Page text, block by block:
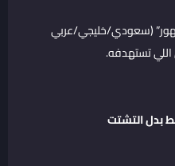
(سعودي/خليجي/عربي
تستهدفه.